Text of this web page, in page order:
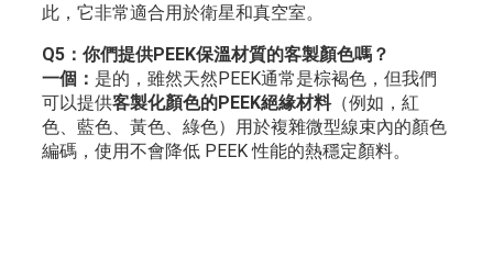
此，它非常適合用於衛星和真空室。
Q5：你們提供PEEK保溫材質的客製顏色嗎？
一個： 是的，雖然天然PEEK通常是棕褐色，但我們
可以提供客製化顏色的PEEK絕緣材料（例如，紅
色、藍色、黃色、綠色）用於複雜微型線束內的顏色
編碼，使用不會降低 PEEK 性能的熱穩定顏料。